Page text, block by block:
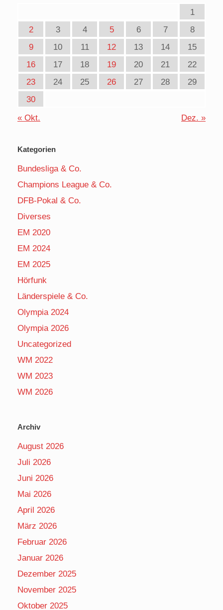
1
2
3 4 5 6 7
8
9
10 11 12 13 14
15
16
17 18 19 20 21
22
23
24 25 26 27 28
29
30
« Okt.
Dez. »
Kategorien
Bundesliga & Co.
Champions League & Co.
DFB-Pokal & Co.
Diverses
EM 2020
EM 2024
EM 2025
Hörfunk
Länderspiele & Co.
Olympia 2024
Olympia 2026
Uncategorized
WM 2022
WM 2023
WM 2026
Archiv
August 2026
Juli 2026
Juni 2026
Mai 2026
April 2026
März 2026
Februar 2026
Januar 2026
Dezember 2025
November 2025
Oktober 2025